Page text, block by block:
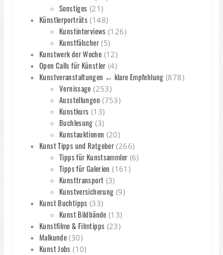
Sonstiges (21)
Künstlerporträts (148)
Kunstinterviews (126)
Kunstfälscher(5)
Kunstwerk der Woche (12)
Open Calls für Künstler (4)
Kunstveranstaltungen ← klare Empfehlung (878)
Vernissage (253)
Ausstellungen (753)
Kunstkurs (13)
Buchlesung (3)
Kunstauktionen (20)
Kunst Tipps und Ratgeber (266)
Tipps für Kunstsammler (6)
Tipps für Galerien (161)
Kunsttransport (3)
Kunstversicherung (9)
Kunst Buchtipps (33)
Kunst Bildbände (13)
Kunstfilme & Filmtipps (23)
Malkunde (30)
Kunst Jobs (10)